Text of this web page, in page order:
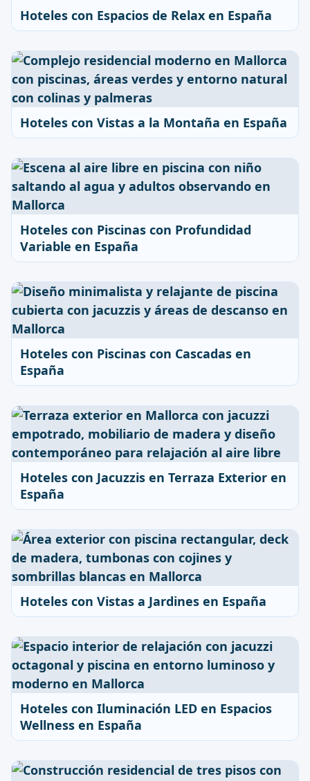
Hoteles con Espacios de Relax en España
Hoteles con Vistas a la Montaña en España
Hoteles con Piscinas con Profundidad
Variable en España
Hoteles con Piscinas con Cascadas en
España
Hoteles con Jacuzzis en Terraza Exterior en
España
Hoteles con Vistas a Jardines en España
Hoteles con Iluminación LED en Espacios
Wellness en España